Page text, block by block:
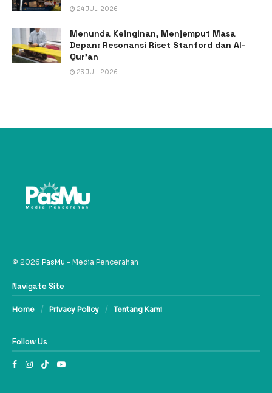
24 JULI 2026
Menunda Keinginan, Menjemput Masa
Depan: Resonansi Riset Stanford dan Al-
Qur’an
23 JULI 2026
© 2026 PasMu - Media Pencerahan
Navigate Site
Home Privacy Policy Tentang Kami
Follow Us